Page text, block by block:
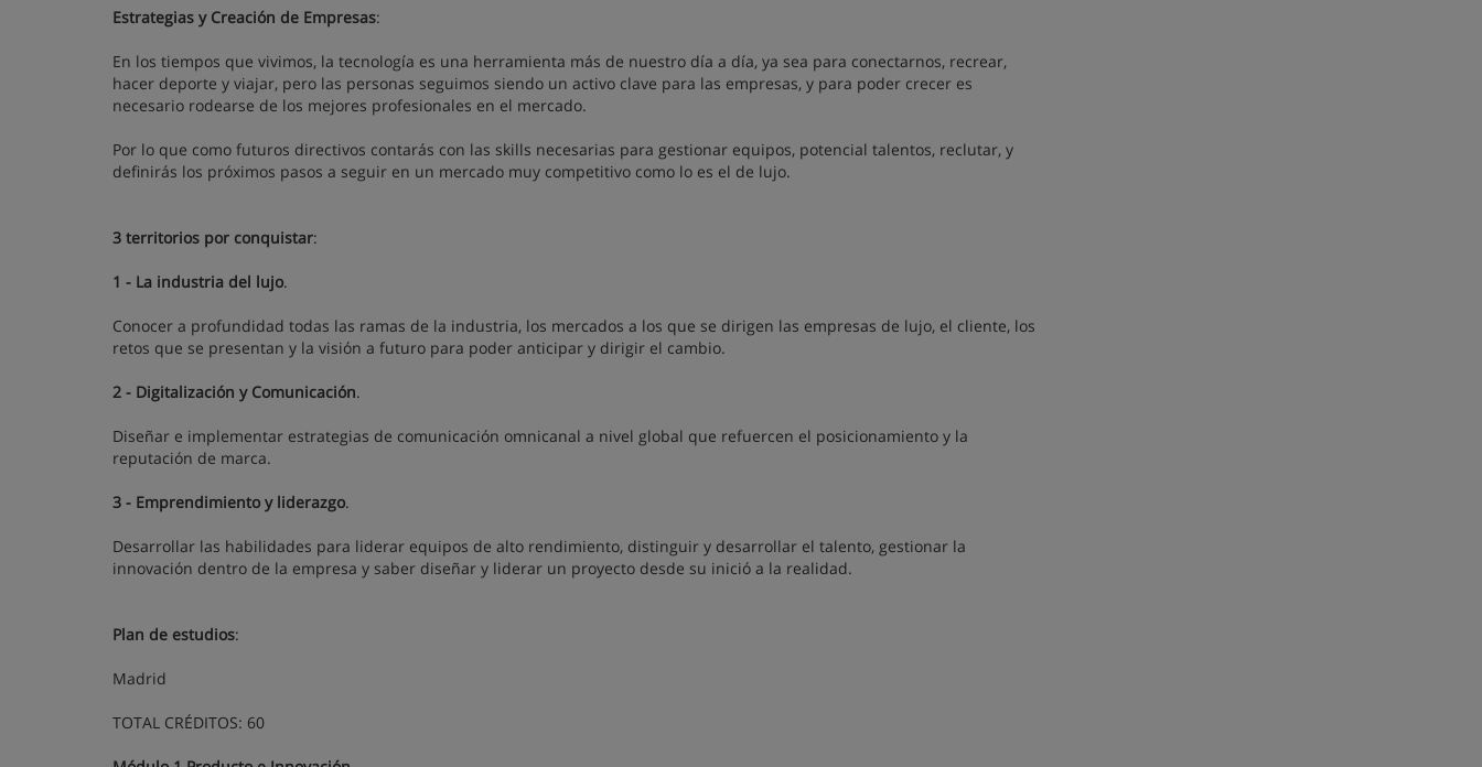
Estrategias y Creación de Empresas:
En los tiempos que vivimos, la tecnología es una herramienta más de nuestro día a día, ya sea para conectarnos, recrear,
hacer deporte y viajar, pero las personas seguimos siendo un activo clave para las empresas, y para poder crecer es
necesario rodearse de los mejores profesionales en el mercado.
Por lo que como futuros directivos contarás con las skills necesarias para gestionar equipos, potencial talentos, reclutar, y
definirás los próximos pasos a seguir en un mercado muy competitivo como lo es el de lujo.
3 territorios por conquistar:
1 - La industria del lujo.
Conocer a profundidad todas las ramas de la industria, los mercados a los que se dirigen las empresas de lujo, el cliente, los
retos que se presentan y la visión a futuro para poder anticipar y dirigir el cambio.
2 - Digitalización y Comunicación.
Diseñar e implementar estrategias de comunicación omnicanal a nivel global que refuercen el posicionamiento y la
reputación de marca.
3 - Emprendimiento y liderazgo.
Desarrollar las habilidades para liderar equipos de alto rendimiento, distinguir y desarrollar el talento, gestionar la
innovación dentro de la empresa y saber diseñar y liderar un proyecto desde su inició a la realidad.
Plan de estudios:
Madrid
TOTAL CRÉDITOS: 60